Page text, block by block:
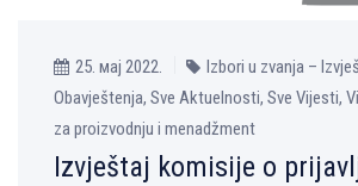
25. мај 2022.
Izbori u zvanja –
Obavještenja, Sve Aktuelnosti, Sve Vijesti,
za proizvodnju i menadžment
Izvještaj komisije o